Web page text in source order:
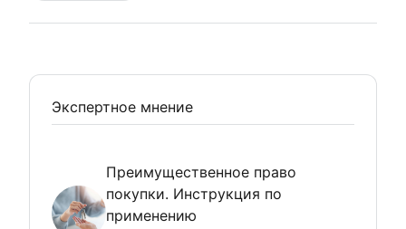
Экспертное мнение
Преимущественное право
покупки. Инструкция по
применению